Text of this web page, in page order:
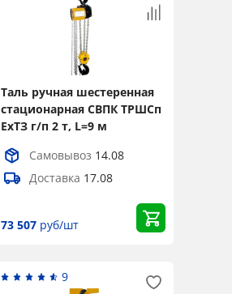
Таль ручная шестеренная
стационарная СВПК ТРШСп
ЕхТЗ г/п 2 т, L=9 м
Самовывоз 14.08
Доставка 17.08
73 507руб/шт
9